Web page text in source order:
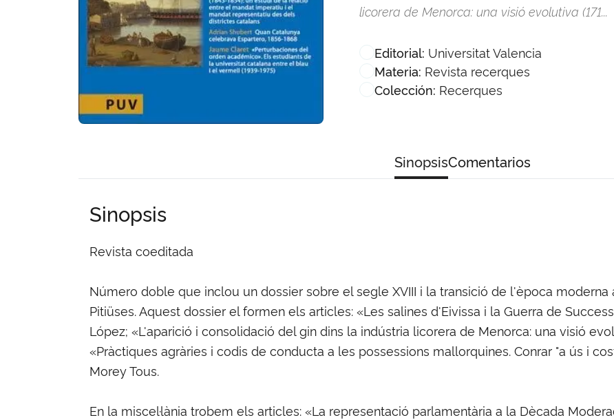
licorera de Menorca: una visió evolutiva (171...
Editorial: Universitat Valencia
Materia: Revista recerques
Colección: Recerques
SinopsisComentarios
Sinopsis
Revista coeditada
Número doble que inclou un dossier sobre el segle XVIII i la transició de l'època
Pitiüses. Aquest dossier el formen els articles: «Les salines d'Eivissa i la Guerra de
López; «L'aparició i consolidació del gin dins la indústria licorera de Menorca: una visió
«Pràctiques agràries i codis de conducta a les possessions mallorquines. Conrar "a ús i
Morey Tous.
En la miscel·lània trobem els articles: «La representació parlamentària a la Dècada